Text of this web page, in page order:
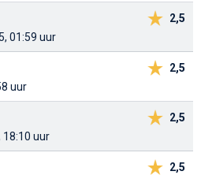
2,5
01:59 uur
2,5
uur
2,5
uur
2,5